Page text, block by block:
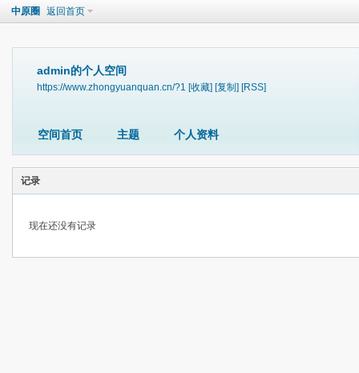
中原圈 返回首页
admin的个人空间
https://www.zhongyuanquan.cn/?1 [收藏] [复制] [RSS]
空间首页 主题 个人资料
记录
现在还没有记录